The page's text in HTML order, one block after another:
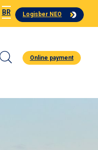
BR Logisber NEO
Online payment